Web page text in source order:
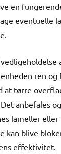
en
eventuelle
ren og
at tørre
anbefales
lameller
kan blive
effektivitet.